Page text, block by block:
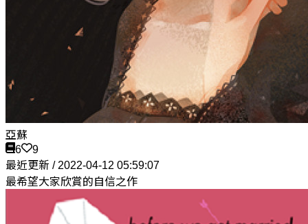
亞蘇
6
9
最近更新 / 2022-04-12 05:59:07
最希望大家欣賞的自信之作